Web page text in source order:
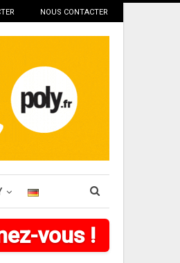
NOUS CONTACTER
vous !